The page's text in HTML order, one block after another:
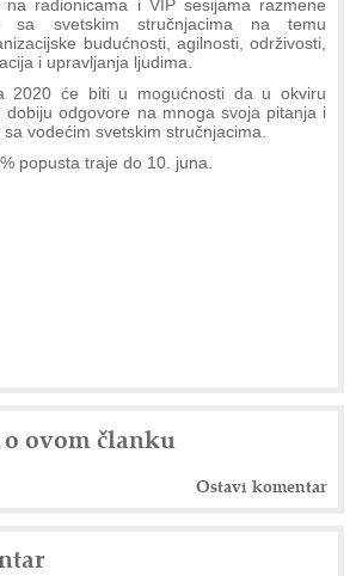
na radionicama i VIP sesijama razmene
sa svetskim stručnjacima na temu
budućnosti, agilnosti, održivosti,
i upravljanja ljudima.
2020 će biti u mogućnosti da u okviru
dobiju odgovore na mnoga svoja pitanja i
vodećim svetskim stručnjacima.
popusta traje do 10. juna.
ovom članku
Ostavi komentar